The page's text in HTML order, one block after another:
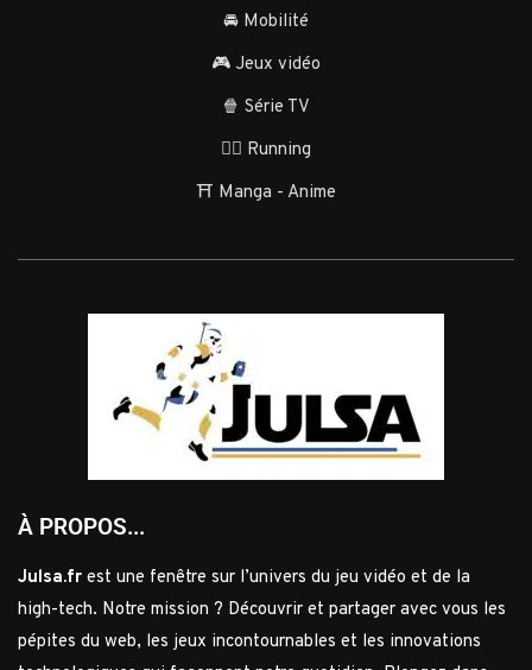
🚘 Mobilité
🎮 Jeux vidéo
🍿 Série TV
🏃‍♂️ Running
⛩️ Manga - Anime
À PROPOS...
Julsa.fr est une fenêtre sur l’univers du jeu vidéo et de la
high-tech. Notre mission ? Découvrir et partager avec vous les
pépites du web, les jeux incontournables et les innovations